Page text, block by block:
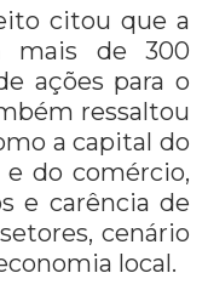
citou que a
mais de 300
ações para o
ressaltou
a capital do
e do comércio,
e carência de
cenário
local.